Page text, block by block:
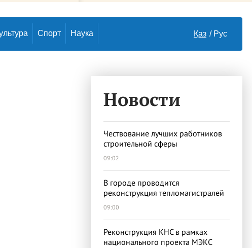
Спорт Наука Қаз Рус
Новости
Чествование лучших работников
строительной сферы
09:02
В городе проводится
реконструкция тепломагистралей
09:00
Реконструкция КНС в рамках
национального проекта МЭКС